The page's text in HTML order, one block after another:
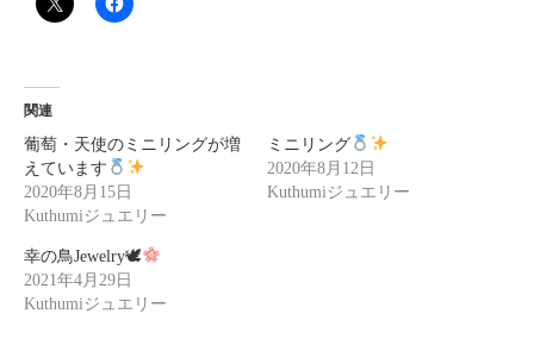
関連
葡萄・天使のミニリングが増
えています
2020年8月15日
Kuthumiジュエリー
ミニリング
2020年8月12日
Kuthumiジュエリー
幸の鳥Jewelry🕊
2021年4月29日
Kuthumiジュエリー